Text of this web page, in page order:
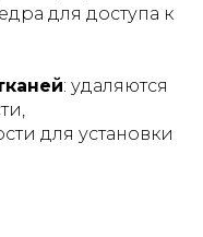
для доступа к
: удаляются
для установки